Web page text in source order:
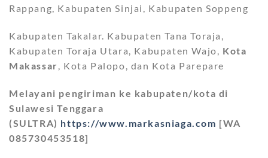
Rappang, Kabupaten Sinjai, Kabupaten Soppeng
Kabupaten Takalar. Kabupaten Tana Toraja,
Kabupaten Toraja Utara, Kabupaten Wajo, Kota
Makassar , Kota Palopo, dan Kota Parepare
Melayani pengiriman ke kabupaten/kota di
Sulawesi Tenggara
(SULTRA) https://www.markasniaga.com [WA
085730453518]